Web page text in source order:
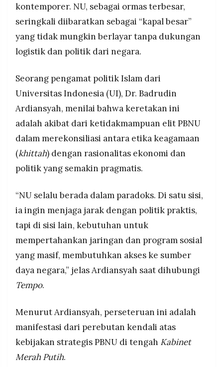
kontemporer. NU, sebagai ormas terbesar,
seringkali diibaratkan sebagai “kapal besar”
yang tidak mungkin berlayar tanpa dukungan
logistik dan politik dari negara.
Seorang pengamat politik Islam dari
Universitas Indonesia (UI), Dr. Badrudin
Ardiansyah, menilai bahwa keretakan ini
adalah akibat dari ketidakmampuan elit PBNU
dalam merekonsiliasi antara etika keagamaan
(khittah) dengan rasionalitas ekonomi dan
politik yang semakin pragmatis.
“NU selalu berada dalam paradoks. Di satu sisi,
ia ingin menjaga jarak dengan politik praktis,
tapi di sisi lain, kebutuhan untuk
mempertahankan jaringan dan program sosial
yang masif, membutuhkan akses ke sumber
daya negara,” jelas Ardiansyah saat dihubungi
Tempo.
Menurut Ardiansyah, perseteruan ini adalah
manifestasi dari perebutan kendali atas
kebijakan strategis PBNU di tengah Kabinet
Merah Putih.